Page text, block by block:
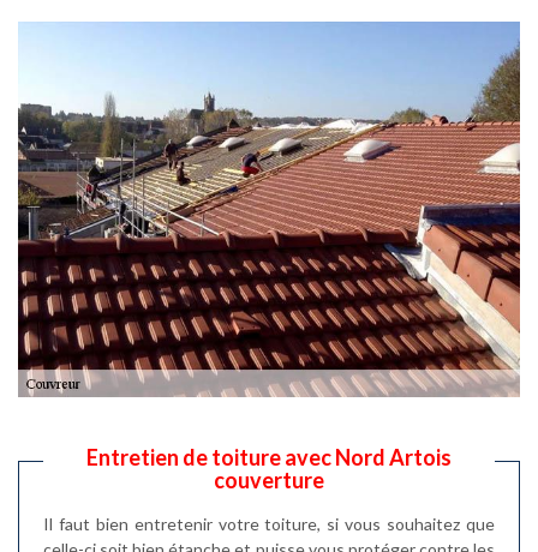
Entretien de toiture avec Nord Artois
couverture
Il faut bien entretenir votre toiture, si vous souhaitez que